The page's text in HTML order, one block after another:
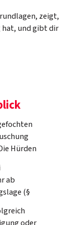
zeigt,
hat, und gibt dir
Hürden
ab
(§